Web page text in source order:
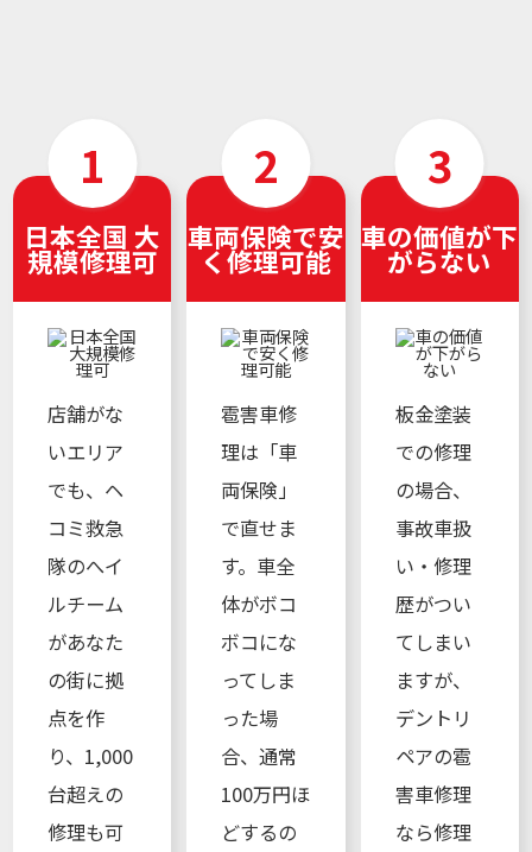
日本全国 大
規模修理可
店舗がな
いエリア
でも、ヘ
コミ救急
隊のへイ
ルチーム
があなた
の街に拠
点を作
り、1,000
台超えの
修理も可
車両保険で安
く修理可能
雹害車修
理は「車
両保険」
で直せま
す。車全
体がボコ
ボコにな
ってしま
った場
合、通常
100万円ほ
どするの
車の価値が下
がらない
板金塗装
での修理
の場合、
事故車扱
い・修理
歴がつい
てしまい
ますが、
デントリ
ペアの雹
害車修理
なら修理